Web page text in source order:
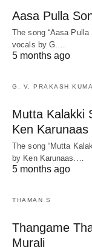
Aasa Pulla
The song “Aasa Pulla
vocals by G.…
5 months ago
G. V. PRAKASH
Mutta Kalakki
Ken Karunaas
The song “Mutta
by Ken Karunaas.…
5 months ago
THAMAN S
Thangame
Murali